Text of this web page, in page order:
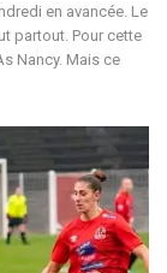
en avancée. Le
partout. Pour cette
Nancy. Mais ce